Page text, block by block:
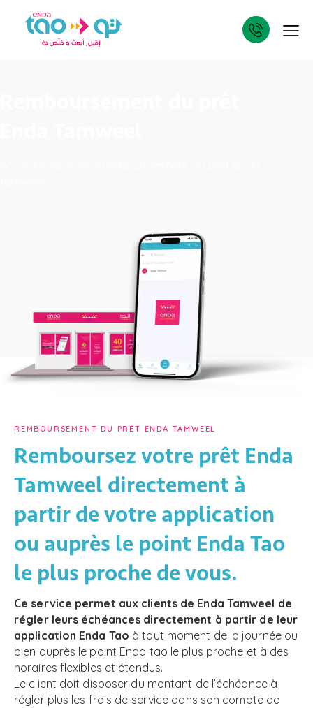
REMBOURSEMENT DU PRÊT ENDA TAMWEEL
Remboursez votre prêt Enda
Tamweel directement à
partir de votre application
ou auprès le point Enda Tao
le plus proche de vous.
Ce service permet aux clients de Enda Tamweel de
régler leurs échéances directement à partir de leur
application Enda Tao à tout moment de la journée ou
bien auprès le point Enda tao le plus proche et à des
horaires flexibles et étendus.
Le client doit disposer du montant de l’échéance à
régler plus les frais de service dans son compte de